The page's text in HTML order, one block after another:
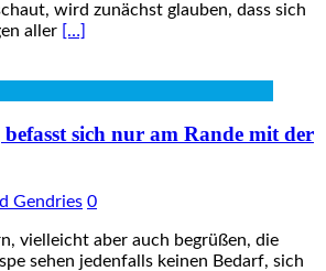
wird zunächst glauben, dass sich
aller […]
sich nur am Rande mit der
Gendries 0
vielleicht aber auch begrüßen, die
sehen jedenfalls keinen Bedarf, sich